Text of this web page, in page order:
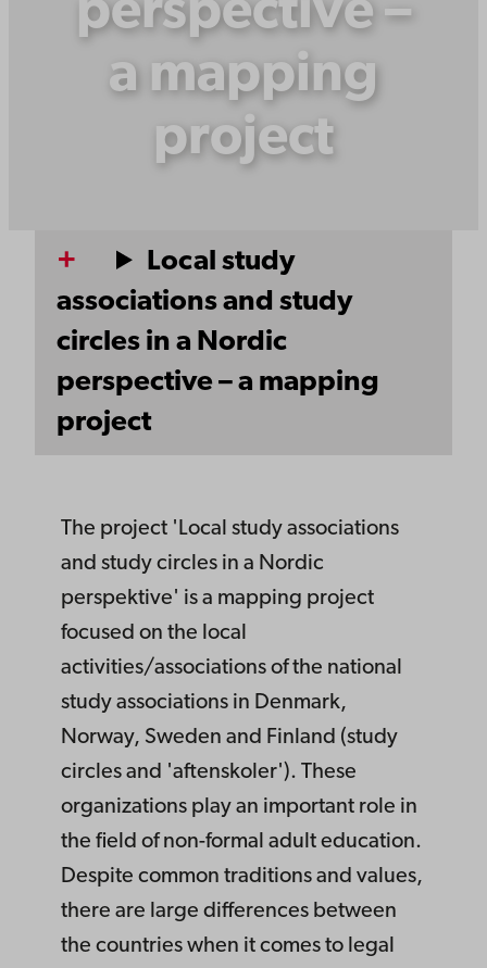
perspective –
a mapping
project
Local study
associations and study
circles in a Nordic
perspective – a mapping
project
The project 'Local study associations
and study circles in a Nordic
perspektive' is a mapping project
focused on the local
activities/associations of the national
study associations in Denmark,
Norway, Sweden and Finland (study
circles and 'aftenskoler'). These
organizations play an important role in
the field of non-formal adult education.
Despite common traditions and values,
there are large differences between
the countries when it comes to legal